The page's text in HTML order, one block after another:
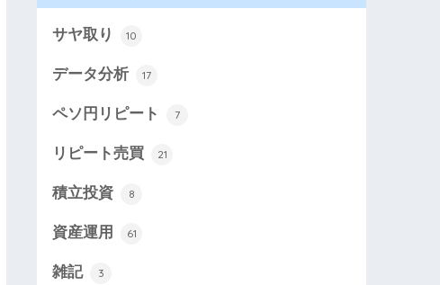
サヤ取り 10
データ分析 17
ペソ円リピート 7
リピート売買 21
積立投資 8
資産運用 61
雑記 3